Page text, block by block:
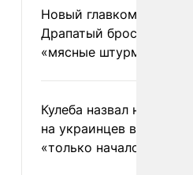
Новый главком ВСУ
Драпатый бросил
«мясные штурмы»
Кулеба назвал
на украинцев в Польше
«только началом»